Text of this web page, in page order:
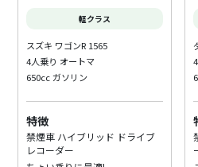
・嘉穂劇場 全国座長大会
・飯塚市歴史資料館 秦始皇帝
・勝盛公園 桜とつつじの名所
・豊前国分寺跡 日本一の三重
軽クラス
スズキ ワゴンR 1565
4人乗り オートマ
650cc ガソリン
特徴
禁煙車 ハイブリッド ドライブ
レコーダー